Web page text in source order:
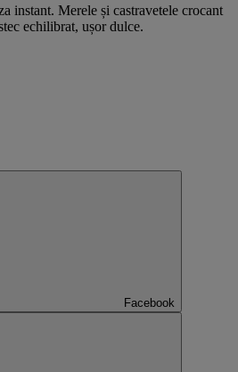
instant. Merele și castravetele crocant
echilibrat, ușor dulce.
Facebook